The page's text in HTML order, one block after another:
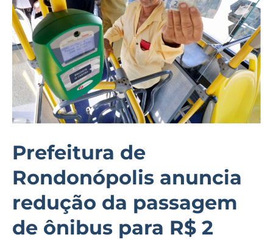
Prefeitura de
Rondonópolis anuncia
redução da passagem
de ônibus para R$ 2
redução
da
passagem
de
ônibus
para
R$